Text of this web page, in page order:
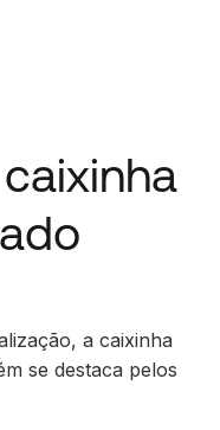
a caixinha
se destaca pelos